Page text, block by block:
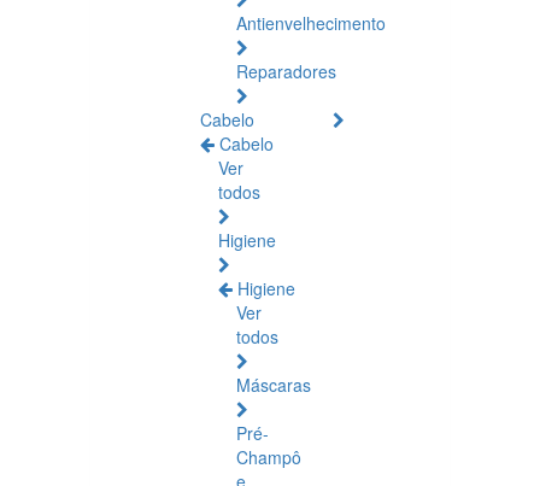
Antienvelhecimento
Reparadores
Cabelo
Cabelo
Ver
todos
Higiene
Higiene
Ver
todos
Máscaras
Pré-
Champô
e